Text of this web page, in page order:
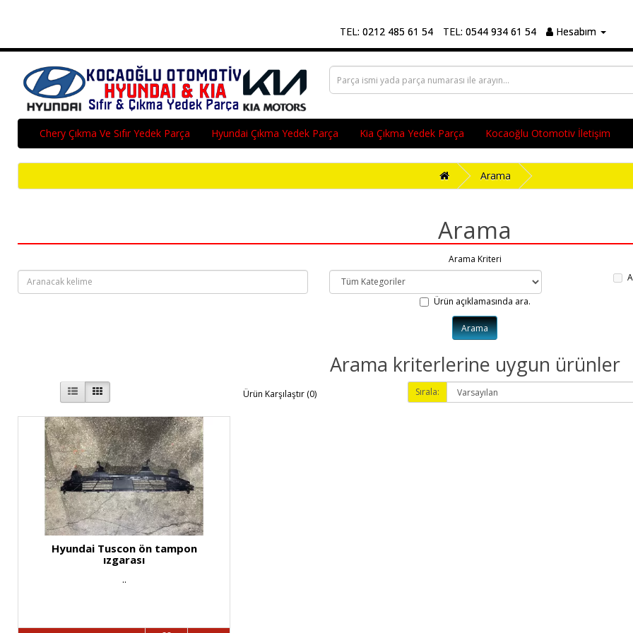
TEL: 0212 485 61 54 TEL: 0544 934 61 54 Hesabım
Chery Çıkma Ve Sıfır Yedek Parça Hyundai Çıkma Yedek Parça Kia Çıkma Yedek Parça Kocaoğlu Otomotiv İletişim
Arama
Arama
Arama Kriteri
Ürün açıklamasında ara.
Arama kriterlerine uygun ürünler
Ürün Karşılaştır (0) Sırala:
Hyundai Tuscon ön tampon
ızgarası
..